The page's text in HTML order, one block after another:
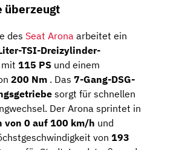
überzeugt
des Seat Arona arbeitet ein
TSI-Dreizylinder-
115 PS und einem
200 Nm . Das 7-Gang-DSG-
sorgt für schnellen
Der Arona sprintet in
von 0 auf 100 km/h und
von 193